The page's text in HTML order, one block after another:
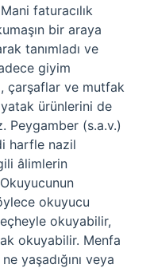
faturacılık
bir araya
tanımladı ve
giyim
çarşaflar ve mutfak
ürünlerini de
Peygamber (s.a.v.)
harfle nazil
âlimlerin
okuyucu
okuyabilir,
okuyabilir. Menfa
yaşadığını veya